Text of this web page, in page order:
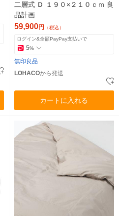
二層式 Ｄ １９０×２１０ｃｍ 良
品計画
59,900円 （税込）
ログイン&全額PayPay支払いで
5%
無印良品
LOHACOから発送
カートに入れる